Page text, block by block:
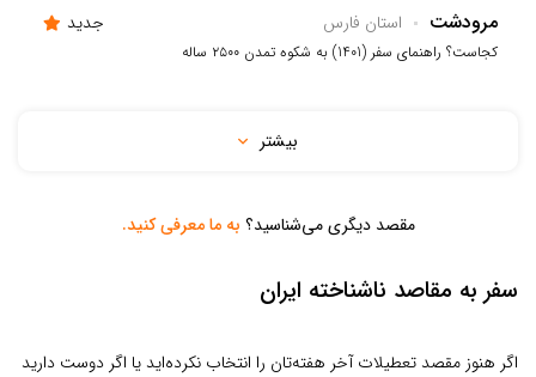
مرودشت استان فارس جدید
کجاست؟ راهنمای سفر (1401) به شکوه تمدن ۲۵۰۰ ساله
بیشتر
مقصد دیگری می‌شناسید؟ به ما معرفی کنید.
سفر به مقاصد ناشناخته ایران
اگر هنوز مقصد تعطیلات آخر هفته‌تان را انتخاب نکرده‌اید یا اگر دوست دارید